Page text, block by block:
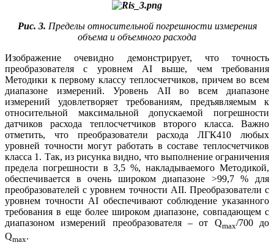
Рис. 3. Пределы относительной погрешности измерения
объема и объемного расхода
Изображение очевидно демонстрирует, что точность
преобразователя с уровнем AI вы­ше, чем требования
Методики к первому классу теплосчетчиков, причем во всем
диапазоне измерений. Уровень AII во всем диапазоне
измерений удовлетворяет требованиям, предъявляемым к
относительной максимальной допускаемой погрешности
датчиков расхода теплосчетчиков второго класса. Важно
отметить, что преобразователи расхода ЛГК410 любых
уровней точности могут работать в составе теплосчетчиков
класса 1. Так, из рисунка видно, что выполнение ограничения
предела погрешности в 3,5 %, накладываемого Методикой,
обеспечивается в очень широком диапазоне >99,7 % для
преобразователей с уровнем точности AII. Преобразователи с
уровнем точности АI обеспечивают соблюдение указанного
требования в еще более широком диапазоне, совпадающем с
диапазоном измерений преобразователя – от Qmax/700 до
Qmax.